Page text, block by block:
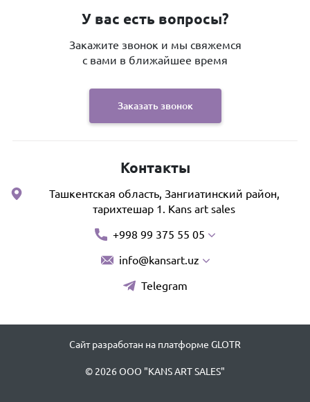
У вас есть вопросы?
Закажите звонок и мы свяжемся
с вами в ближайшее время
Заказать звонок
Контакты
Ташкентская область, Зангиатинский район,
тарихтешар 1. Kans art sales
+998 99 375 55 05
info@kansart.uz
Telegram
Сайт разработан на платформе GLOTR
© 2026 OOO "KANS ART SALES"